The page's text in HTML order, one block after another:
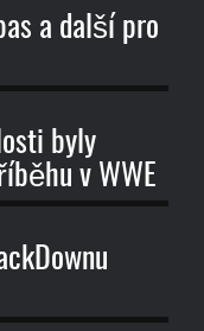
a další pro
byly
v WWE